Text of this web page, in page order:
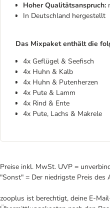
Hoher Qualitätsanspruch:
In Deutschland hergestellt
Das Mixpaket enthält die
4x Geflügel & Seefisch
4x Huhn & Kalb
4x Huhn & Putenherzen
4x Pute & Lamm
4x Rind & Ente
4x Pute, Lachs & Makrele
Preise inkl. MwSt. UVP =
"Sonst" = Der niedrigste Preis des
zooplus ist berechtigt, deine E-